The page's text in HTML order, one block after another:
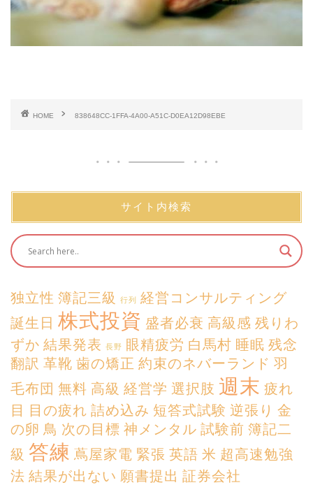
HOME 838648CC-1FFA-4A00-A51C-D0EA12D98EBE
サイト内検索
独立性 簿記三級 行列
経営コンサルティング
誕生日 株式投資 盛者必衰 高級感 残りわ
ずか 結果発表 長野 眼精疲労 白馬村 睡眠 残念
翻訳 革靴 歯の矯正 約束のネバーランド 羽
毛布団 無料 高級 経営学 選択肢 週末 疲れ
目
目の疲れ 詰め込み 短答式試験 逆張り 金
の卵 鳥 次の目標 神メンタル 試験前 簿記二
級 答練 蔦屋家電 緊張 英語 米 超高速勉強
法 結果が出ない 願書提出 証券会社